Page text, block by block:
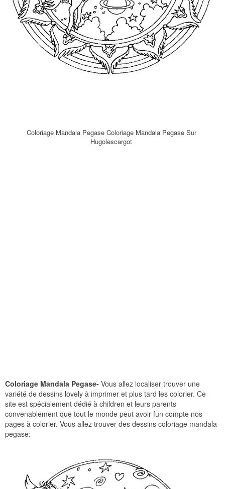
Coloriage Mandala Pegase Coloriage Mandala Pegase Sur
Hugolescargot
Coloriage Mandala Pegase- Vous allez localiser trouver une
variété de dessins lovely à imprimer et plus tard les colorier. Ce
site est spécialement dédié à children et leurs parents
convenablement que tout le monde peut avoir fun compte nos
pages à colorier. Vous allez trouver des dessins coloriage mandala
pegase: